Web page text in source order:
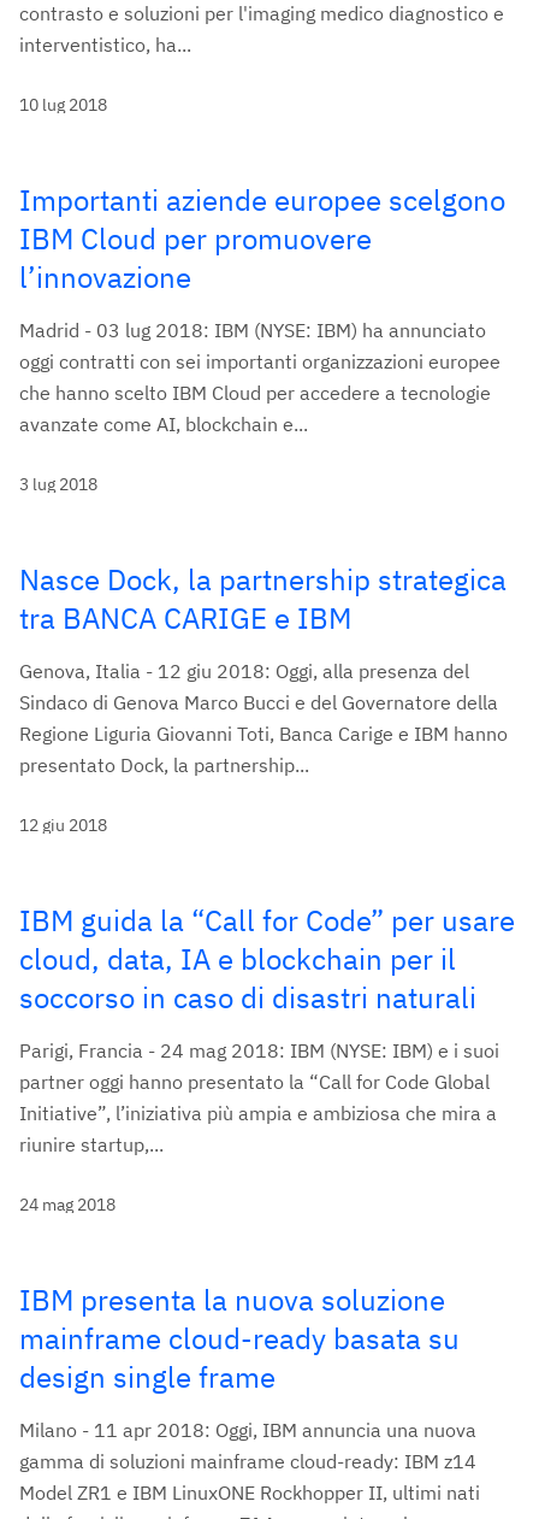
contrasto e soluzioni per l'imaging medico diagnostico e
interventistico, ha...
10 lug 2018
Importanti aziende europee scelgono
IBM Cloud per promuovere
l’innovazione
Madrid - 03 lug 2018: IBM (NYSE: IBM) ha annunciato
oggi contratti con sei importanti organizzazioni europee
che hanno scelto IBM Cloud per accedere a tecnologie
avanzate come AI, blockchain e...
3 lug 2018
Nasce Dock, la partnership strategica
tra BANCA CARIGE e IBM
Genova, Italia - 12 giu 2018: Oggi, alla presenza del
Sindaco di Genova Marco Bucci e del Governatore della
Regione Liguria Giovanni Toti, Banca Carige e IBM hanno
presentato Dock, la partnership...
12 giu 2018
IBM guida la “Call for Code” per usare
cloud, data, IA e blockchain per il
soccorso in caso di disastri naturali
Parigi, Francia - 24 mag 2018: IBM (NYSE: IBM) e i suoi
partner oggi hanno presentato la “Call for Code Global
Initiative”, l’iniziativa più ampia e ambiziosa che mira a
riunire startup,...
24 mag 2018
IBM presenta la nuova soluzione
mainframe cloud-ready basata su
design single frame
Milano - 11 apr 2018: Oggi, IBM annuncia una nuova
gamma di soluzioni mainframe cloud-ready: IBM z14
Model ZR1 e IBM LinuxONE Rockhopper II, ultimi nati